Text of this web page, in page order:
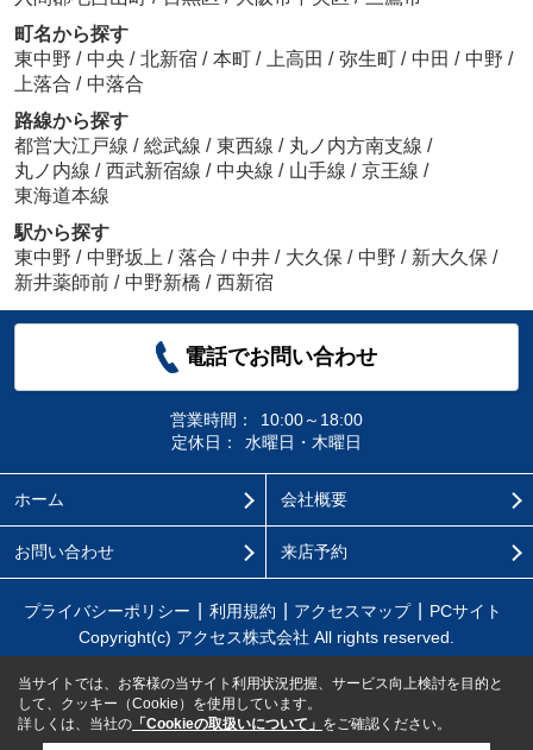
町名から探す
東中野 / 中央 / 北新宿 / 本町 / 上高田 / 弥生町 / 中田 / 中野 /
上落合 / 中落合
路線から探す
都営大江戸線 / 総武線 / 東西線 / 丸ノ内方南支線 /
丸ノ内線 / 西武新宿線 / 中央線 / 山手線 / 京王線 /
東海道本線
駅から探す
東中野 / 中野坂上 / 落合 / 中井 / 大久保 / 中野 / 新大久保 /
新井薬師前 / 中野新橋 / 西新宿
電話でお問い合わせ
営業時間：
10:00～18:00
定休日：
水曜日・木曜日
ホーム 会社概要
お問い合わせ 来店予約
プライバシーポリシー 利用規約 アクセスマップ
PCサイト
Copyright(c) アクセス株式会社 All rights reserved.
当サイトでは、お客様の当サイト利用状況把握、サービス向上検討を目的と
して、クッキー（Cookie）を使用しています。
詳しくは、当社の 「Cookieの取扱いについて」 をご確認ください。